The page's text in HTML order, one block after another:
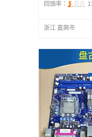
回頭率：
浙江 嘉興市